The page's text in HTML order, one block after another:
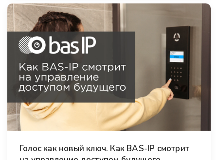
Голос как новый ключ. Как BAS-IP смотрит